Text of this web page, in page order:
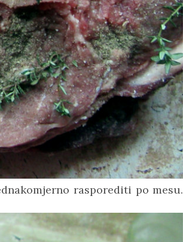
rasporediti po mesu.